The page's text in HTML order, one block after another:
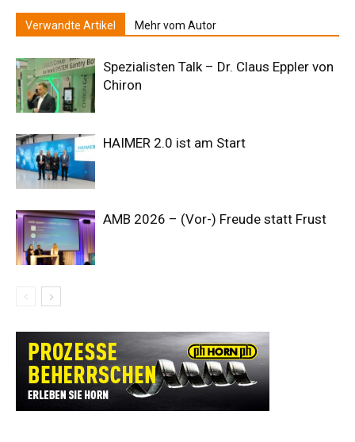
Verwandte Artikel Mehr vom Autor
Spezialisten Talk – Dr. Claus Eppler von
Chiron
HAIMER 2.0 ist am Start
AMB 2026 – (Vor-) Freude statt Frust